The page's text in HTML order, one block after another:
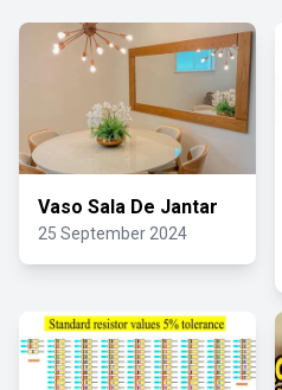
Vaso Sala De Jantar
25 September 2024